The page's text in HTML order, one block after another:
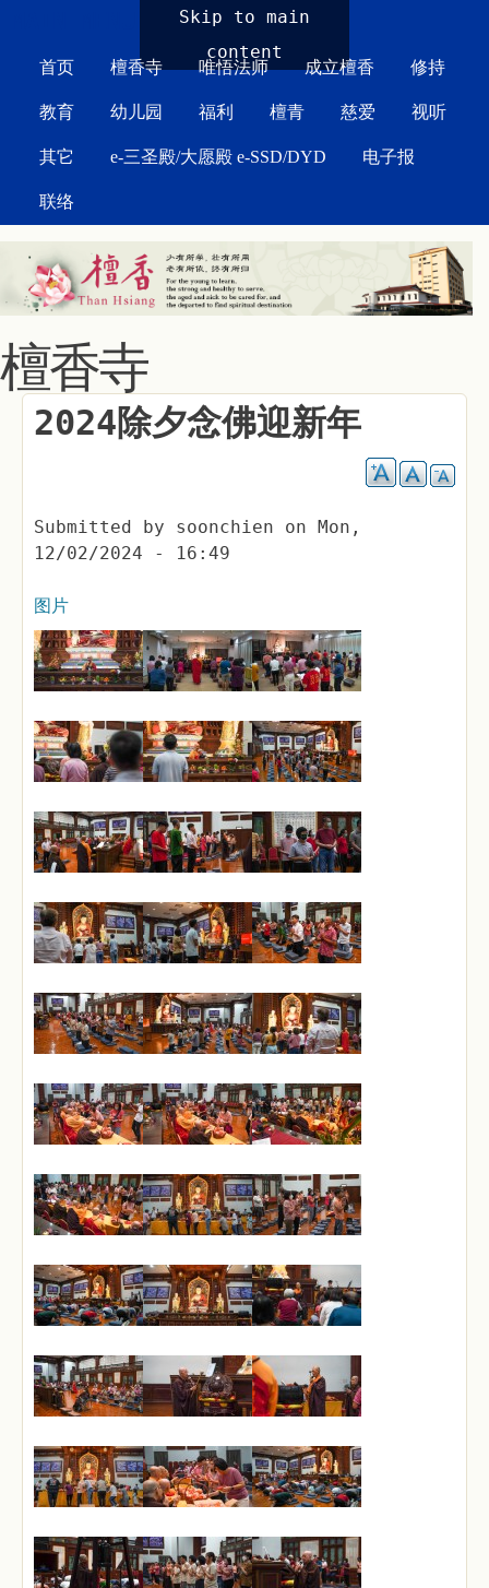
Skip to main
content
首页 檀香寺 唯悟法师 成立檀香 修持
教育 幼儿园 福利 檀青 慈爱 视听
其它 e-三圣殿/大愿殿 e-SSD/DYD 电子报
联络
檀香寺
2024除夕念佛迎新年
Submitted by soonchien on Mon,
12/02/2024 - 16:49
图片